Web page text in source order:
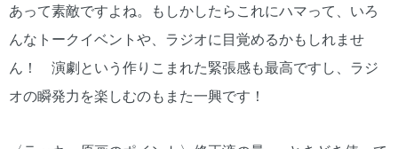
あって素敵ですよね。もしかしたらこれにハマって、いろ
んなトークイベントや、ラジオに目覚めるかもしれませ
ん！ 演劇という作りこまれた緊張感も最高ですし、ラジ
オの瞬発力を楽しむのもまた一興です！